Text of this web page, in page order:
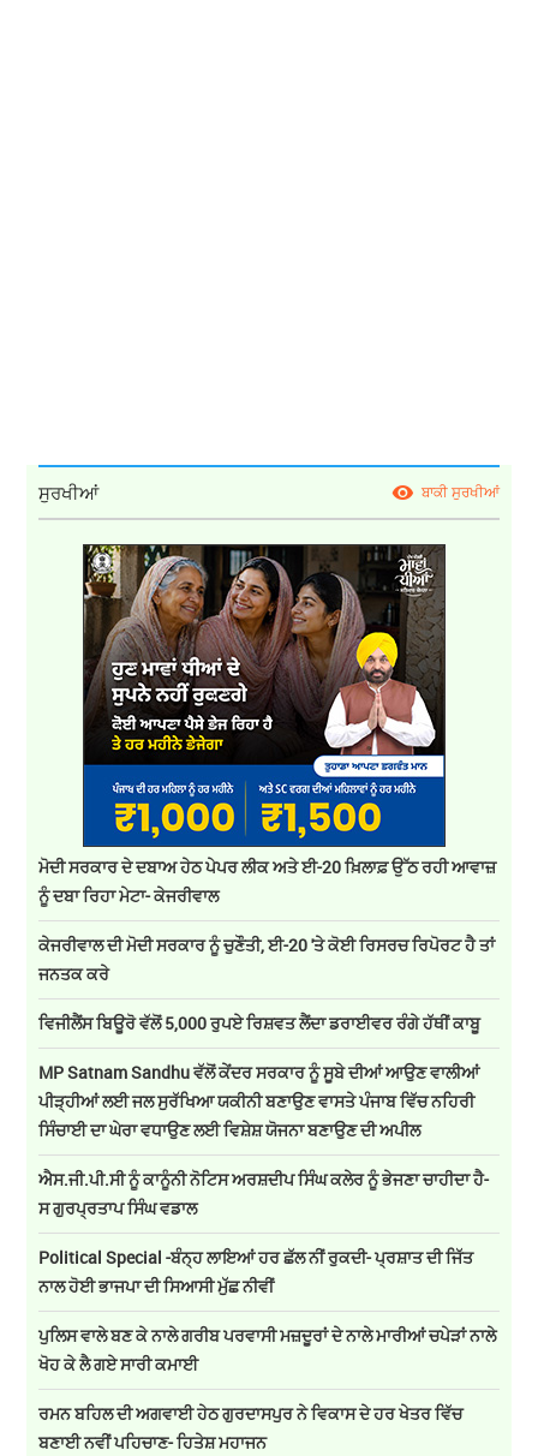
ਸੁਰਖੀਆਂ ਬਾਕੀ ਸੁਰਖੀਆਂ
ਮੋਦੀ ਸਰਕਾਰ ਦੇ ਦਬਾਅ ਹੇਠ ਪੇਪਰ ਲੀਕ ਅਤੇ ਈ-20 ਖ਼ਿਲਾਫ਼ ਉੱਠ ਰਹੀ ਆਵਾਜ਼
ਨੂੰ ਦਬਾ ਰਿਹਾ ਮੇਟਾ- ਕੇਜਰੀਵਾਲ
ਕੇਜਰੀਵਾਲ ਦੀ ਮੋਦੀ ਸਰਕਾਰ ਨੂੰ ਚੁਣੌਤੀ, ਈ-20 'ਤੇ ਕੋਈ ਰਿਸਰਚ ਰਿਪੋਰਟ ਹੈ ਤਾਂ
ਜਨਤਕ ਕਰੇ
ਵਿਜੀਲੈਂਸ ਬਿਊਰੋ ਵੱਲੋਂ 5,000 ਰੁਪਏ ਰਿਸ਼ਵਤ ਲੈਂਦਾ ਡਰਾਈਵਰ ਰੰਗੇ ਹੱਥੀਂ ਕਾਬੂ
MP Satnam Sandhu ਵੱਲੋਂ ਕੇਂਦਰ ਸਰਕਾਰ ਨੂੰ ਸੂਬੇ ਦੀਆਂ ਆਉਣ ਵਾਲੀਆਂ
ਪੀੜ੍ਹੀਆਂ ਲਈ ਜਲ ਸੁਰੱਖਿਆ ਯਕੀਨੀ ਬਣਾਉਣ ਵਾਸਤੇ ਪੰਜਾਬ ਵਿੱਚ ਨਹਿਰੀ
ਸਿੰਚਾਈ ਦਾ ਘੇਰਾ ਵਧਾਉਣ ਲਈ ਵਿਸ਼ੇਸ਼ ਯੋਜਨਾ ਬਣਾਉਣ ਦੀ ਅਪੀਲ
ਐਸ.ਜੀ.ਪੀ.ਸੀ ਨੂੰ ਕਾਨੂੰਨੀ ਨੋਟਿਸ ਅਰਸ਼ਦੀਪ ਸਿੰਘ ਕਲੇਰ ਨੂੰ ਭੇਜਣਾ ਚਾਹੀਦਾ ਹੈ-
ਸ ਗੁਰਪ੍ਰਤਾਪ ਸਿੰਘ ਵਡਾਲ
Political Special -ਬੰਨ੍ਹ ਲਾਇਆਂ ਹਰ ਛੱਲ ਨੀਂ ਰੁਕਦੀ- ਪ੍ਰਸ਼ਾਤ ਦੀ ਜਿੱਤ
ਨਾਲ ਹੋਈ ਭਾਜਪਾ ਦੀ ਸਿਆਸੀ ਮੁੱਛ ਨੀਵੀਂ
ਪੁਲਿਸ ਵਾਲੇ ਬਣ ਕੇ ਨਾਲੇ ਗਰੀਬ ਪਰਵਾਸੀ ਮਜ਼ਦੂਰਾਂ ਦੇ ਨਾਲੇ ਮਾਰੀਆਂ ਚਪੇੜਾਂ ਨਾਲੇ
ਖੋਹ ਕੇ ਲੈ ਗਏ ਸਾਰੀ ਕਮਾਈ
ਰਮਨ ਬਹਿਲ ਦੀ ਅਗਵਾਈ ਹੇਠ ਗੁਰਦਾਸਪੁਰ ਨੇ ਵਿਕਾਸ ਦੇ ਹਰ ਖੇਤਰ ਵਿੱਚ
ਬਣਾਈ ਨਵੀਂ ਪਹਿਚਾਣ- ਹਿਤੇਸ਼ ਮਹਾਜਨ